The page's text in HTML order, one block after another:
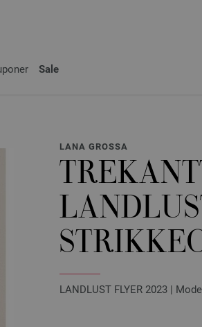
Sale
LANA GROSSA
LANDLUST FLYER 2023 |